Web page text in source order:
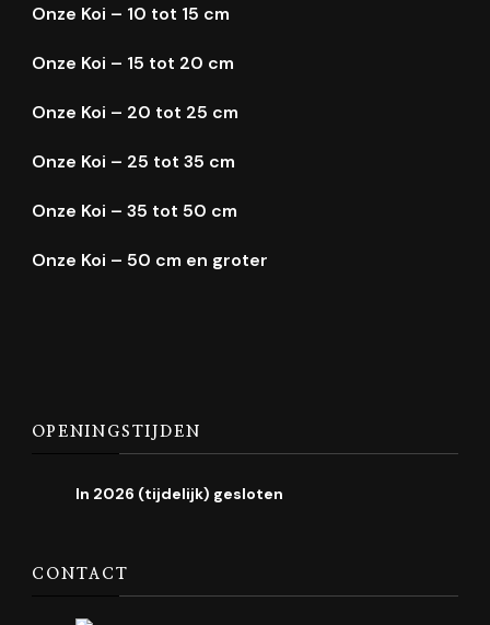
Onze Koi – 10 tot 15 cm
Onze Koi – 15 tot 20 cm
Onze Koi – 20 tot 25 cm
Onze Koi – 25 tot 35 cm
Onze Koi – 35 tot 50 cm
Onze Koi – 50 cm en groter
OPENINGSTIJDEN
In 2026 (tijdelijk) gesloten
CONTACT